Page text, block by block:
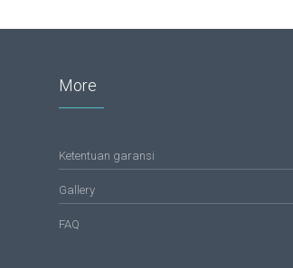
More
Ketentuan garansi
Gallery
FAQ